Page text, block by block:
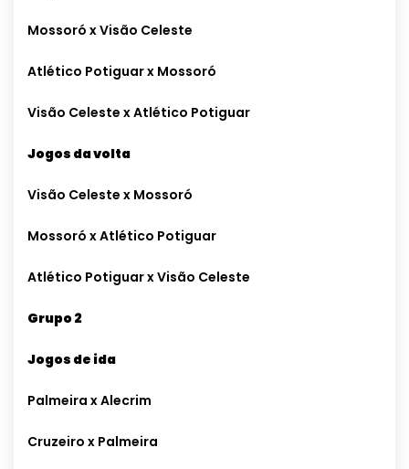
Mossoró x Visão Celeste
Atlético Potiguar x Mossoró
Visão Celeste x Atlético Potiguar
Jogos da volta
Visão Celeste x Mossoró
Mossoró x Atlético Potiguar
Atlético Potiguar x Visão Celeste
Grupo 2
Jogos de ida
Palmeira x Alecrim
Cruzeiro x Palmeira